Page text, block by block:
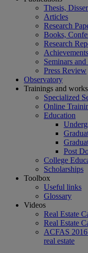
Thesis,
Articles
Research
Books,
Research
Seminars
Press Review
Observatory
Trainings and
Specialized
Online
Education
Post
College
Scholarships
Toolbox
Useful links
Glossary
Videos
Real Estate
Real Estate
ACFAS
real estate